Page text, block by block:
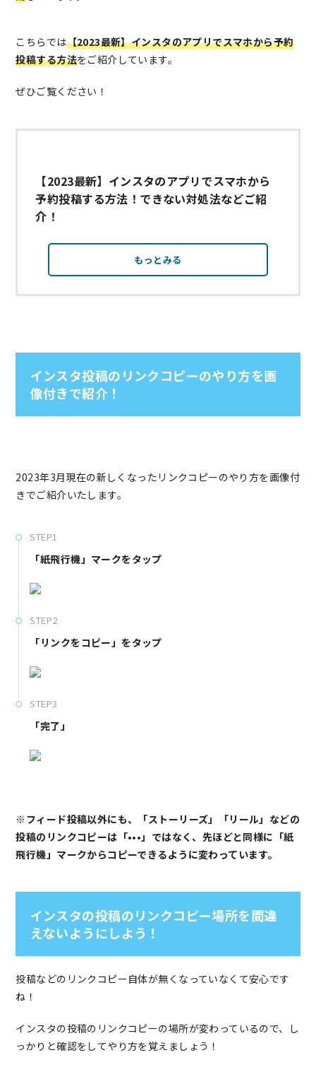
こちらでは【2023最新】インスタのアプリでスマホから予約
投稿する方法をご紹介しています。
ぜひご覧ください！
【2023最新】インスタのアプリでスマホから
予約投稿する方法！できない対処法などご紹
介！
もっとみる
インスタ投稿のリンクコピーのやり方を画
像付きで紹介！
2023年3月現在の新しくなったリンクコピーのやり方を画像付
きでご紹介いたします。
STEP1
「紙飛行機」マークをタップ
STEP2
「リンクをコピー」をタップ
STEP3
「完了」
※フィード投稿以外にも、「ストーリーズ」「リール」などの
投稿のリンクコピーは「•••」ではなく、先ほどと同様に「紙
飛行機」マークからコピーできるように変わっています。
インスタの投稿のリンクコピー場所を間違
えないようにしよう！
投稿などのリンクコピー自体が無くなっていなくて安心です
ね！
インスタの投稿のリンクコピーの場所が変わっているので、し
っかりと確認をしてやり方を覚えましょう！